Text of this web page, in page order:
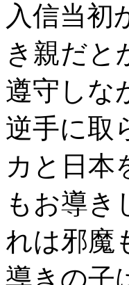
入信当初
き親だと
遵守しな
逆手に取
カと日本
もお導き
れは邪魔
導きの子